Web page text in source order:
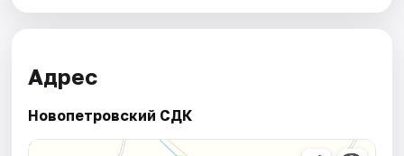
Адрес
Новопетровский СДК